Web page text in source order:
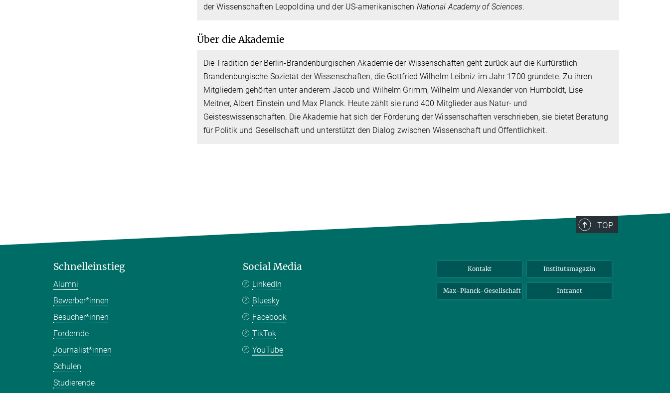
der Wissenschaften Leopoldina und der US-amerikanischen National Academy of Sciences.
Über die Akademie
Die Tradition der Berlin-Brandenburgischen Akademie der Wissenschaften geht zurück auf die Kurfürstlich
Brandenburgische Sozietät der Wissenschaften, die Gottfried Wilhelm Leibniz im Jahr 1700 gründete. Zu ihren
Mitgliedern gehörten unter anderem Jacob und Wilhelm Grimm, Wilhelm und Alexander von Humboldt, Lise
Meitner, Albert Einstein und Max Planck. Heute zählt sie rund 400 Mitglieder aus Natur- und
Geisteswissenschaften. Die Akademie hat sich der Förderung der Wissenschaften verschrieben, sie bietet Beratung
für Politik und Gesellschaft und unterstützt den Dialog zwischen Wissenschaft und Öffentlichkeit.
TOP
Schnelleinstieg
Alumni
Bewerber*innen
Besucher*innen
Fördernde
Journalist*innen
Schulen
Studierende
Social Media
LinkedIn
Bluesky
Facebook
TikTok
YouTube
Kontakt Institutsmagazin
Max-Planck-Gesellschaft Intranet